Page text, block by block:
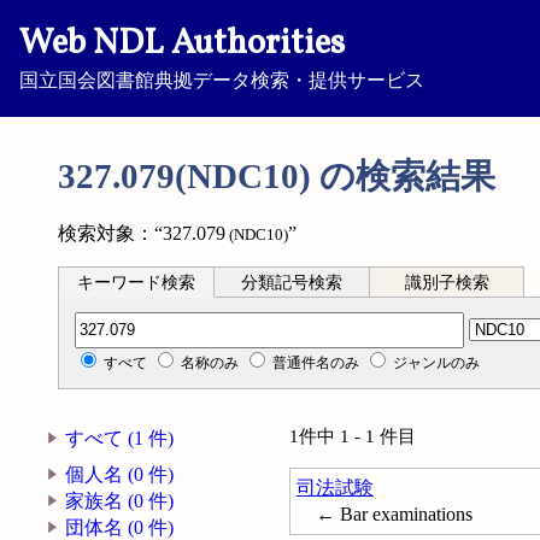
Web NDL Authorities
国立国会図書館典拠データ検索・提供サービス
327.079(NDC10) の検索結果
検索対象：“327.079 (NDC10)”
キーワード検索 分類記号検索 識別子検索
分類記号検索
すべて 名称のみ 普通件名のみ ジャンルのみ
すべて (1 件)
個人名 (0 件)
家族名 (0 件)
団体名 (0 件)
1件中 1 - 1 件目
司法試験
← Bar examinations